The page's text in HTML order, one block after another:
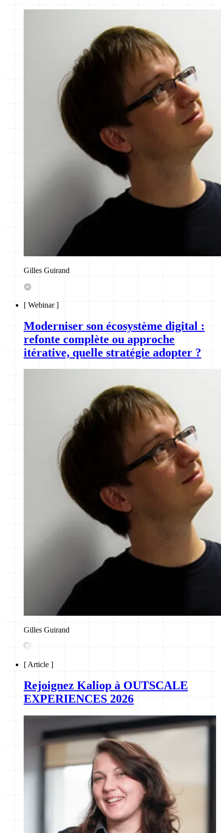
Gilles Guirand
[ Webinar]
Moderniser son écosystème digital :
refonte complète ou approche
itérative, quelle stratégie adopter ?
Gilles Guirand
[Article ]
Rejoignez Kaliop à OUTSCALE
EXPERIENCES 2026